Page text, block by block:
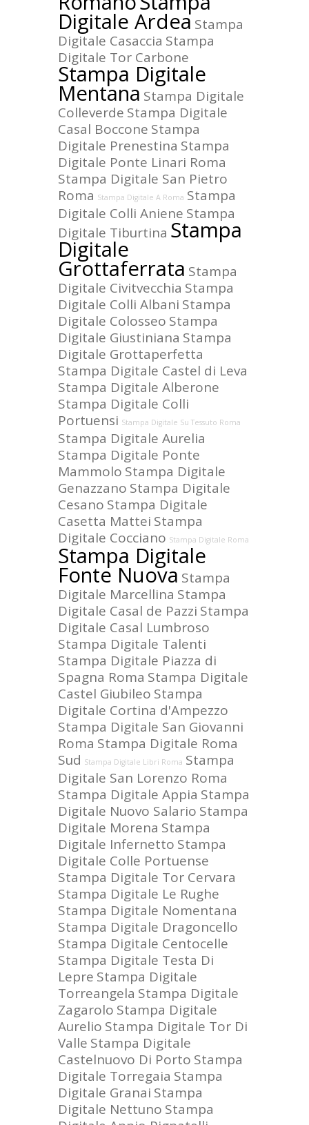
Digitale Ardea Stampa
Digitale Casaccia Stampa
Digitale Tor Carbone
Stampa Digitale
Mentana Stampa Digitale
Colleverde Stampa Digitale
Casal Boccone Stampa
Digitale Prenestina Stampa
Digitale Ponte Linari Roma
Stampa Digitale San Pietro
Roma Stampa Digitale A Roma Stampa
Digitale Colli Aniene Stampa
Digitale Tiburtina Stampa
Digitale
Grottaferrata Stampa
Digitale Civitvecchia Stampa
Digitale Colli Albani Stampa
Digitale Colosseo Stampa
Digitale Giustiniana Stampa
Digitale Grottaperfetta
Stampa Digitale Castel di Leva
Stampa Digitale Alberone
Stampa Digitale Colli
Portuensi Stampa Digitale Su Tessuto Roma
Stampa Digitale Aurelia
Stampa Digitale Ponte
Mammolo Stampa Digitale
Genazzano Stampa Digitale
Cesano Stampa Digitale
Casetta Mattei Stampa
Digitale Cocciano Stampa Digitale Roma
Stampa Digitale
Fonte Nuova Stampa
Digitale Marcellina Stampa
Digitale Casal de Pazzi Stampa
Digitale Casal Lumbroso
Stampa Digitale Talenti
Stampa Digitale Piazza di
Spagna Roma Stampa Digitale
Castel Giubileo Stampa
Digitale Cortina d'Ampezzo
Stampa Digitale San Giovanni
Roma Stampa Digitale Roma
Sud Stampa Digitale Libri Roma Stampa
Digitale San Lorenzo Roma
Stampa Digitale Appia Stampa
Digitale Nuovo Salario Stampa
Digitale Morena Stampa
Digitale Infernetto Stampa
Digitale Colle Portuense
Stampa Digitale Tor Cervara
Stampa Digitale Le Rughe
Stampa Digitale Nomentana
Stampa Digitale Dragoncello
Stampa Digitale Centocelle
Stampa Digitale Testa Di
Lepre Stampa Digitale
Torreangela Stampa Digitale
Zagarolo Stampa Digitale
Aurelio Stampa Digitale Tor Di
Valle Stampa Digitale
Castelnuovo Di Porto Stampa
Digitale Torregaia Stampa
Digitale Granai Stampa
Digitale Nettuno Stampa